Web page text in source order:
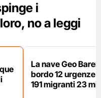
i
no a leggi
La nave Geo
bordo 12 urgenze
191 migranti 23